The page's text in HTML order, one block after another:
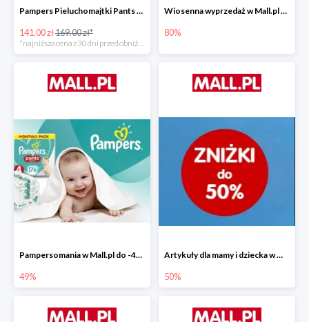
Pampers Pieluchomajtki Pants 4 (9-15 kg) 176 szt. -16%
141.00 zł169.00 zł*
Wiosenna wyprzedaż w Mall.pl do -80%
80%
Pampersomania w Mall.pl do -49%
49%
Artykuły dla mamy i dziecka w Mall.pl do -50%
50%